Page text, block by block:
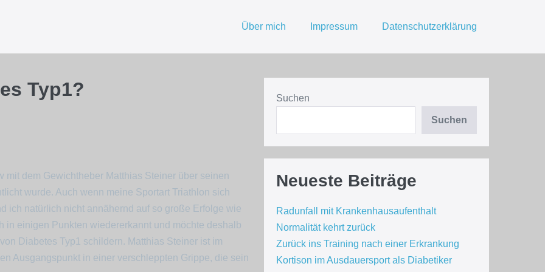
Über mich Impressum Datenschutzerklärung
Typ1?
dem Gewichtheber Matthias Steiner über seinen
wurde. Auch wenn meine Sportart Triathlon sich
ich natürlich nicht annähernd auf so große Erfolge wie
in einigen Punkten wiedererkannt und möchte deshalb
Diabetes Typ1 schildern. Matthias Steiner ist im
Ausgangspunkt in einer verschleppten Grippe, die sein
Suchen
Suchen
Neueste Beiträge
Radunfall mit Krankenhausaufenthalt
Normalität kehrt zurück
Zurück ins Training nach einer Erkrankung
Kortison im Ausdauersport als Diabetiker